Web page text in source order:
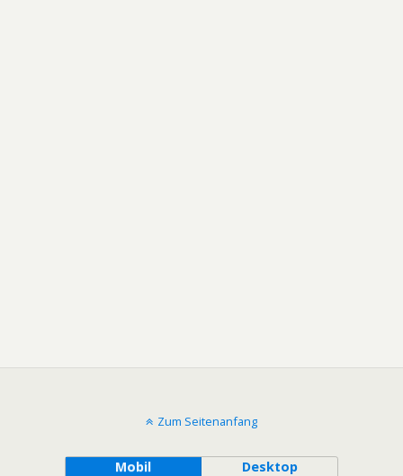
Zum Seitenanfang
Mobil Desktop